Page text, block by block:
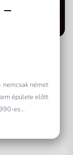
nemcsak német
épülete előtt
es